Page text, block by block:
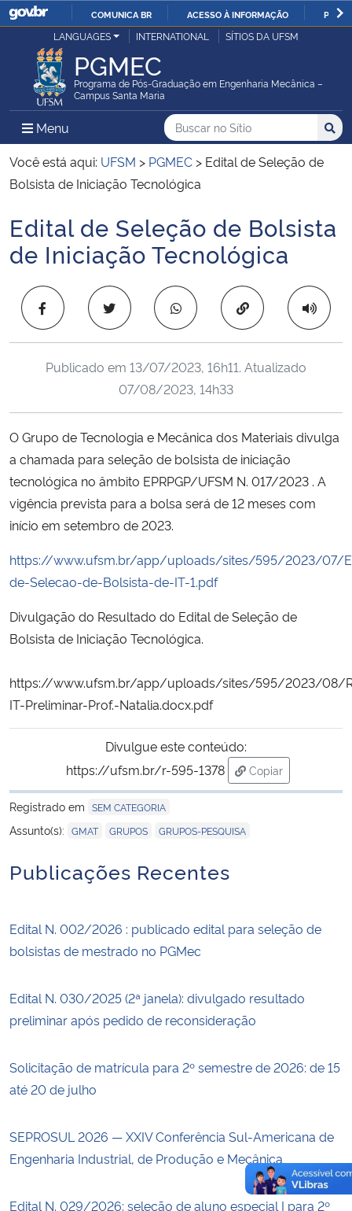
IR
O
COMUNICA BR ACESSO À INFORMAÇÃO
Ministério da Justiça e Segurança Pública
Ministério da Defesa
Ministério das Relações Exteriores
Ministério da Infraestrutura
Ministério da Educação
Ministério da Cidadania
Ministério de Minas e Energia
Ministério da Ciência, Tecnologia, Inovações e Comunicações
Ministério do Meio Ambiente
Ministério do Desenvolvimento Regional
Ministério da Mulher, da Família e dos Direitos Humanos
Secretaria de Governo
Gabinete de Segurança Institucional
Advocacia-Geral da União
Planalto
LANGUAGES INTERNATIONAL SÍTIOS DA UFSM
PGMEC
Programa de Pós-Graduação em Engenharia Mecânica –
Campus Santa Maria
Menu Menu Principal do Sítio
Busca
Buscar no no Sítio
Busca:
Você está aqui: UFSM > PGMEC > Edital de Seleção de
Bolsista de Iniciação Tecnológica
Início do conteúdo
Edital de Seleção de Bolsista
de Iniciação Tecnológica
Copiar para área
Publicado em 13/07/2023, 16h11. Atualizado
07/08/2023, 14h33
O Grupo de Tecnologia e Mecânica dos Materiais divulga
a chamada para seleção de bolsista de iniciação
tecnológica no âmbito EPRPGP/UFSM N. 017/2023 . A
vigência prevista para a bolsa será de 12 meses com
início em setembro de 2023.
https://www.ufsm.br/app/uploads/sites/595/2023/07/
de-Selecao-de-Bolsista-de-IT-1.pdf
Divulgação do Resultado do Edital de Seleção de
Bolsista de Iniciação Tecnológica.
https://www.ufsm.br/app/uploads/sites/595/2023/08/
IT-Preliminar-Prof.-Natalia.docx.pdf
Divulgue este conteúdo:
https://ufsm.br/r-595-1378
Copiar
para área de
Registrado em SEM CATEGORIA
Assunto(s): GMAT GRUPOS GRUPOS-PESQUISA
Publicações Recentes
Edital N. 002/2026 : publicado edital para seleção de
bolsistas de mestrado no PGMec
Edital N. 030/2025 (2ª janela): divulgado resultado
preliminar após pedido de reconsideração
Solicitação de matrícula para 2º semestre de 2026: de 15
até 20 de julho
SEPROSUL 2026 — XXIV Conferência Sul-Americana de
Engenharia Industrial, de Produção e Mecânica
Edital N. 029/2026: seleção de aluno especial I para 2º